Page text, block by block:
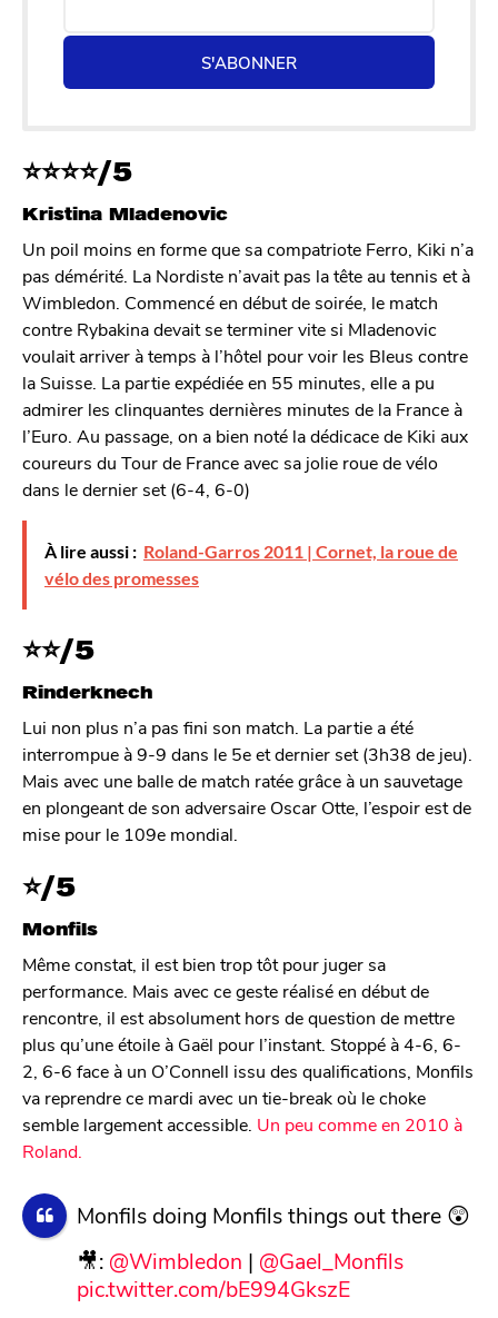
S'ABONNER
⭐⭐⭐⭐/5
Kristina Mladenovic
Un poil moins en forme que sa compatriote Ferro, Kiki n’a
pas démérité. La Nordiste n’avait pas la tête au tennis et à
Wimbledon. Commencé en début de soirée, le match
contre Rybakina devait se terminer vite si Mladenovic
voulait arriver à temps à l’hôtel pour voir les Bleus contre
la Suisse. La partie expédiée en 55 minutes, elle a pu
admirer les clinquantes dernières minutes de la France à
l’Euro. Au passage, on a bien noté la dédicace de Kiki aux
coureurs du Tour de France avec sa jolie roue de vélo
dans le dernier set (6-4, 6-0)
À lire aussi : Roland-Garros 2011 | Cornet, la roue de
vélo des promesses
⭐⭐/5
Rinderknech
Lui non plus n’a pas fini son match. La partie a été
interrompue à 9-9 dans le 5e et dernier set (3h38 de jeu).
Mais avec une balle de match ratée grâce à un sauvetage
en plongeant de son adversaire Oscar Otte, l’espoir est de
mise pour le 109e mondial.
⭐/5
Monfils
Même constat, il est bien trop tôt pour juger sa
performance. Mais avec ce geste réalisé en début de
rencontre, il est absolument hors de question de mettre
plus qu’une étoile à Gaël pour l’instant. Stoppé à 4-6, 6-
2, 6-6 face à un O’Connell issu des qualifications, Monfils
va reprendre ce mardi avec un tie-break où le choke
semble largement accessible. Un peu comme en 2010 à
Roland.
Monfils doing Monfils things out there 😲
🎥: @Wimbledon | @Gael_Monfils
pic.twitter.com/bE994GkszE